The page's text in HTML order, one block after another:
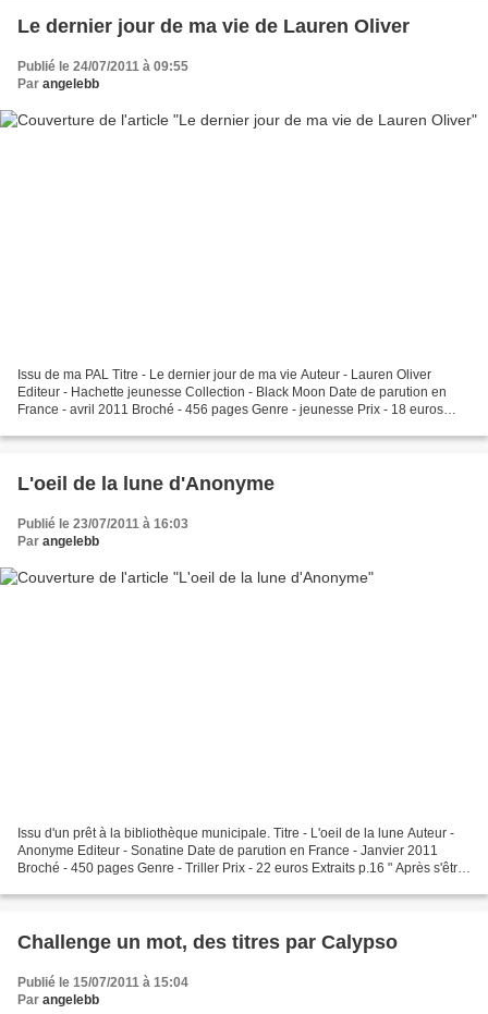
Le dernier jour de ma vie de Lauren Oliver
Publié le 24/07/2011 à 09:55
Par angelebb
Issu de ma PAL Titre - Le dernier jour de ma vie Auteur - Lauren Oliver
Editeur - Hachette jeunesse Collection - Black Moon Date de parution en
France - avril 2011 Broché - 456 pages Genre - jeunesse Prix - 18 euros
L'oeil de la lune d'Anonyme
Publié le 23/07/2011 à 16:03
Par angelebb
Issu d'un prêt à la bibliothèque municipale. Titre - L'oeil de la lune Auteur -
Anonyme Editeur - Sonatine Date de parution en France - Janvier 2011
Broché - 450 pages Genre - Triller Prix - 22 euros Extraits p.16 " Après s'être
Challenge un mot, des titres par Calypso
Publié le 15/07/2011 à 15:04
Par angelebb